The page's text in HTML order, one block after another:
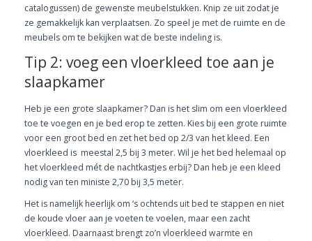
catalogussen) de gewenste meubelstukken. Knip ze uit zodat je
ze gemakkelijk kan verplaatsen. Zo speel je met de ruimte en de
meubels om te bekijken wat de beste indeling is.
Tip 2: voeg een vloerkleed toe aan je
slaapkamer
Heb je een grote slaapkamer? Dan is het slim om een vloerkleed
toe te voegen en je bed erop te zetten. Kies bij een grote ruimte
voor een groot bed en zet het bed op 2/3 van het kleed. Een
vloerkleed is meestal 2,5 bij 3 meter. Wil je het bed helemaal op
het vloerkleed mét de nachtkastjes erbij? Dan heb je een kleed
nodig van ten ministe 2,70 bij 3,5 meter.
Het is namelijk heerlijk om ‘s ochtends uit bed te stappen en niet
de koude vloer aan je voeten te voelen, maar een zacht
vloerkleed. Daarnaast brengt zo’n vloerkleed warmte en